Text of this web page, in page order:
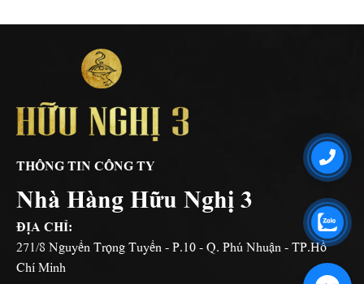
THÔNG TIN CÔNG TY
Nhà Hàng Hữu Nghị 3
ĐỊA CHỈ:
271/8 Nguyển Trọng Tuyển - P.10 - Q. Phú Nhuận - TP.Hồ
Chí Minh